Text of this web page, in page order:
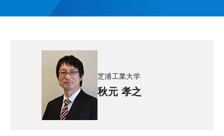
芝浦工業大学
秋元 孝之